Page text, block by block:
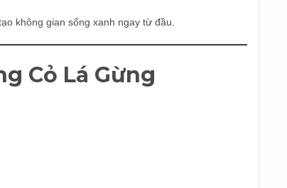
không gian sống xanh ngay từ đầu.
Cỏ Lá Gừng